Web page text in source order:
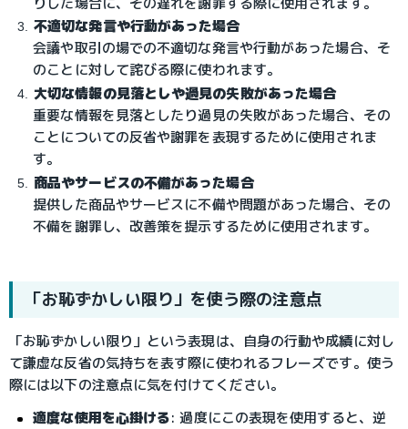
不適切な発言や行動があった場合
会議や取引の場での不適切な発言や行動があった場合、そ
のことに対して詫びる際に使われます。
大切な情報の見落としや過見の失敗があった場合
重要な情報を見落としたり過見の失敗があった場合、その
ことについての反省や謝罪を表現するために使用されま
す。
商品やサービスの不備があった場合
提供した商品やサービスに不備や問題があった場合、その
不備を謝罪し、改善策を提示するために使用されます。
「お恥ずかしい限り」を使う際の注意点
「お恥ずかしい限り」という表現は、自身の行動や成績に対し
て謙虚な反省の気持ちを表す際に使われるフレーズです。使う
際には以下の注意点に気を付けてください。
適度な使用を心掛ける: 過度にこの表現を使用すると、逆